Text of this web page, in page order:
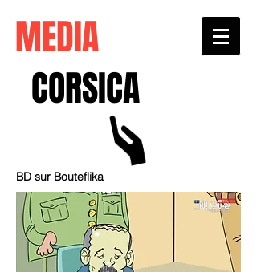
MEDIA
CORSICA
BD sur Bouteflika